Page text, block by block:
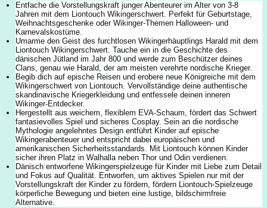
Entfache die Vorstellungskraft junger Abenteurer im Alter von 3-8
Jahren mit dem Liontouch Wikingerschwert. Perfekt für Geburtstage,
Weihnachtsgeschenke oder Wikinger-Themen Halloween- und
Karnevalskostüme.
Umarme den Geist des furchtlosen Wikingerhäuptlings Harald mit dem
Liontouch Wikingerschwert. Tauche ein in die Geschichte des
dänischen Jütland im Jahr 800 und werde zum Beschützer deines
Clans, genau wie Harald, der am meisten verehrte nordische Krieger.
Begib dich auf epische Reisen und erobere neue Königreiche mit dem
Wikingerschwert von Liontouch. Vervollständige deine authentische
skandinavische Kriegerkleidung und entfessele deinen inneren
Wikinger-Entdecker.
Hergestellt aus weichem, flexiblem EVA-Schaum, fördert das Schwert
fantasievolles Spiel und sicheres Cosplay. Sein an die nordische
Mythologie angelehntes Design entführt Kinder auf epische
Wikingerabenteuer und entspricht dabei europäischen und
amerikanischen Sicherheitsstandards. Mit Liontouch können Kinder
sicher ihren Platz in Walhalla neben Thor und Odin verdienen.
Dänisch entworfene Wikingerspielzeuge für Kinder mit Liebe zum Detail
und Fokus auf Qualität. Entworfen, um aktives Spielen nur mit der
Vorstellungskraft der Kinder zu fördern, fördern Liontouch-Spielzeuge
körperliche Bewegung und bieten eine lustige, bildschirmfreie
Alternative.